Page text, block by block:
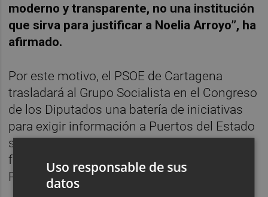
moderno y transparente, no una institución
que sirva para justificar a Noelia Arroyo”, ha
afirmado.
Por este motivo, el PSOE de Cartagena
trasladará al Grupo Socialista en el Congreso
de los Diputados una batería de iniciativas
para exigir información a Puertos del Estado
sobre las actuaciones realizadas en la
fachada marítima de Héroes de Cavite y
Paseo Alfonso XII durante los últimos años.
Uso responsable de sus
datos